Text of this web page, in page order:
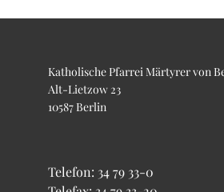
Katholische Pfarrei Märtyrer von
Alt-Lietzow 23
10587 Berlin
Telefon: 34 79 33-0